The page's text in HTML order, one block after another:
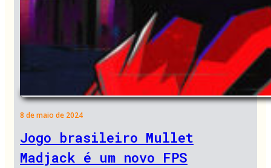
8 de maio de 2024
Jogo brasileiro Mullet
Madjack é um novo FPS